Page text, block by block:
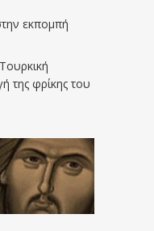
εκπομπή
της φρίκης του